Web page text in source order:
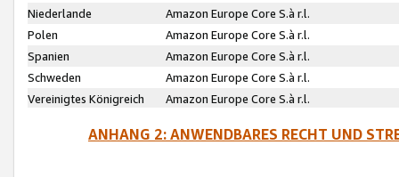
Niederlande
Amazon Europe Core S.à r.l.
Polen
Amazon Europe Core S.à r.l.
Spanien
Amazon Europe Core S.à r.l.
Schweden
Amazon Europe Core S.à r.l.
Vereinigtes Königreich
Amazon Europe Core S.à r.l.
ANHANG 2: ANWENDBARES RECHT UND